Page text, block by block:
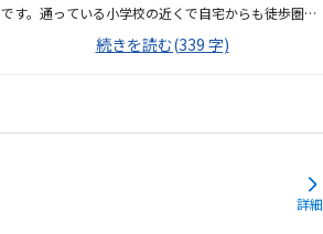
です。通っている小学校の近くで自宅からも徒歩圏内
なので、徒歩でも自転車でも通いやすい道です。教室
では１人か２人の生徒でマイペースに取り組めている
ては一般的な料金だと思います。クエストをクリアし
子どもが言っています。家にパソコンがないけれど、
アルファベットを覚えたりタイピングができるように
続きを読む(339 字)
詳細